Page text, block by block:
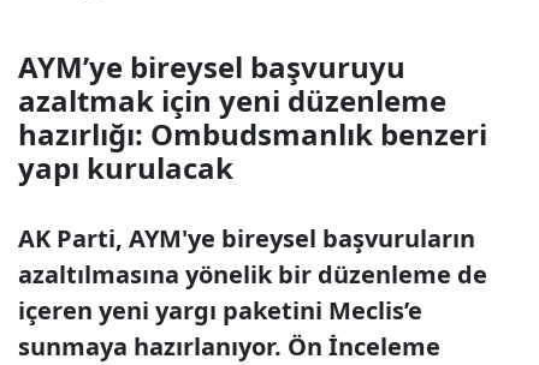
AYM’ye bireysel başvuruyu
azaltmak için yeni düzenleme
hazırlığı: Ombudsmanlık benzeri
yapı kurulacak
AK Parti, AYM'ye bireysel başvuruların
azaltılmasına yönelik bir düzenleme de
içeren yeni yargı paketini Meclis’e
sunmaya hazırlanıyor. Ön İnceleme